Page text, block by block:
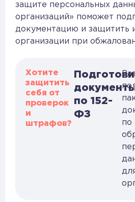
защите персональных
организаций» поможет
документацию и защитить
организации при
Хотите
защитить
себя от
проверок
и
штрафов?
по 152-
ФЗ
по